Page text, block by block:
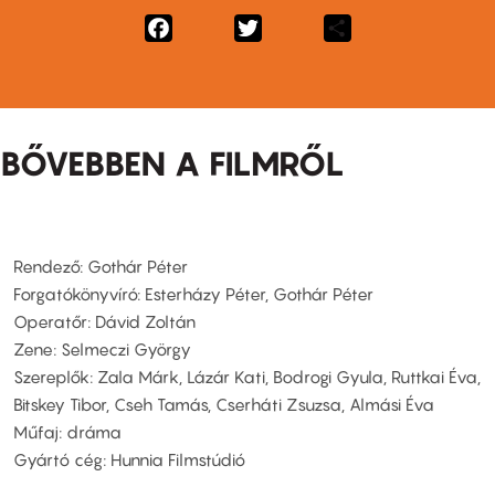
Facebook
BŐVEBBEN A FILMRŐL
Rendező: Gothár Péter
Forgatókönyvíró: Esterházy Péter, Gothár Péter
Operatőr: Dávid Zoltán
Zene: Selmeczi György
Szereplők: Zala Márk, Lázár Kati, Bodrogi Gyula, Ruttkai Éva,
Bitskey Tibor, Cseh Tamás, Cserháti Zsuzsa, Almási Éva
Műfaj: dráma
Gyártó cég: Hunnia Filmstúdió